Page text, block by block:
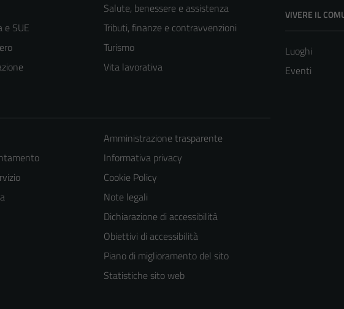
e SUE
Salute, benessere e assistenza
Tributi, finanze e contravvenzioni
Turismo
Vita lavorativa
VIVERE IL
Luoghi
Eventi
Amministrazione trasparente
Informativa privacy
Cookie Policy
Note legali
Dichiarazione di accessibilità
Obiettivi di accessibilità
Piano di miglioramento del sito
Statistiche sito web
Tecnici
Questi cookie
sono necessari
per il
funzionamento
del sito e non